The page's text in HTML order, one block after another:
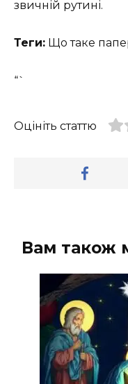
звичній рутині.
Теги: Що таке
“`
Оцініть статтю
Вам також